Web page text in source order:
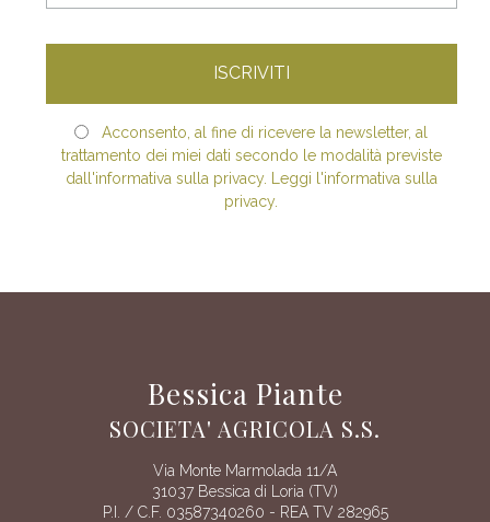
Acconsento, al fine di ricevere la newsletter, al
trattamento dei miei dati secondo le modalità previste
dall'informativa sulla privacy. Leggi l'informativa sulla
privacy.
Bessica Piante
SOCIETA' AGRICOLA S.S.
Via Monte Marmolada 11/A
31037 Bessica di Loria (TV)
P.I. / C.F. 03587340260 - REA TV 282965